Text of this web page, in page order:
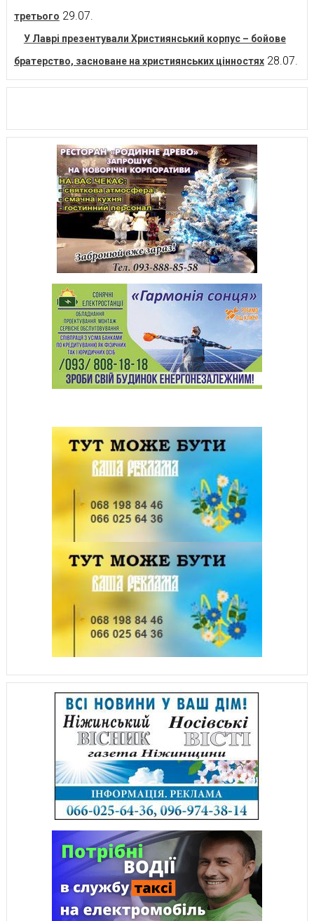
третього 29.07.
У Лаврі презентували Християнський корпус – бойове
братерство, засноване на християнських цінностях 28.07.